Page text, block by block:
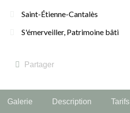
Saint-Étienne-Cantalès
S'émerveiller, Patrimoine bâti
Partager
Galerie Description Tarifs